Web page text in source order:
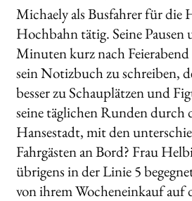
Michaely als Busfahrer für die
Hochbahn tätig. Seine Pausen
Minuten kurz nach
sein Notizbuch zu schreiben,
besser zu Schauplätzen und
seine täglichen Runden durch
Hansestadt, mit den
Fahrgästen an Bord? Frau
übrigens in der Linie 5
von ihrem Wocheneinkauf auf